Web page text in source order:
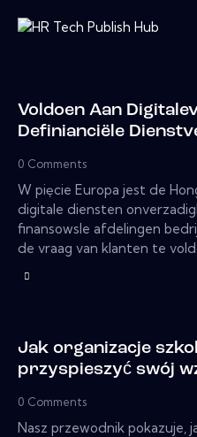
Voldoen Aan
Definianciële
0 Comments
W pięcie Europa jest de
digitale diensten
finansowsle afdelingen
de vraag van klanten te
Jak organizacje
przyspieszyć swój
0 Comments
Nasz przewodnik pokazuje,